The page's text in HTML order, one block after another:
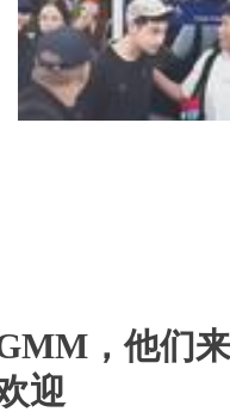
，他们
迎